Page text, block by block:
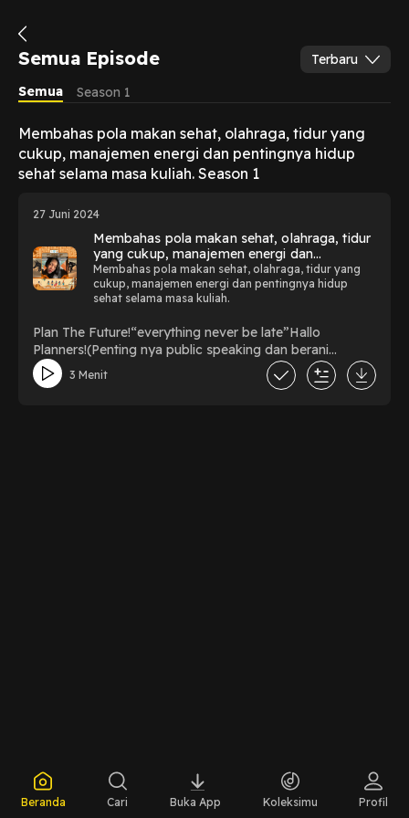
Semua Episode
Terbaru
Semua
Season 1
Membahas pola makan sehat, olahraga, tidur yang
cukup, manajemen energi dan pentingnya hidup
sehat selama masa kuliah. Season 1
27 Juni 2024
Membahas pola makan sehat, olahraga, tidur
yang cukup, manajemen energi dan
pentingnya hidup sehat selama masa kuliah.
Membahas pola makan sehat, olahraga, tidur yang
cukup, manajemen energi dan pentingnya hidup
sehat selama masa kuliah.
Plan The Future!“everything never be late”Hallo
Planners!(Penting nya public speaking dan berani
berargumen menurut versi Anda)Saya Diva Ratna
Egalita Adliyah dengan NIM 123220048 bangga
3 Menit
Beranda Cari Buka App Koleksimu Profil